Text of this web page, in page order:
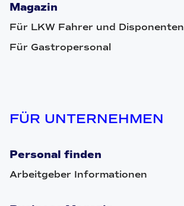
Magazin
Für LKW Fahrer und Disponenten
Für Gastropersonal
FÜR UNTERNEHMEN
Personal finden
Arbeitgeber Informationen